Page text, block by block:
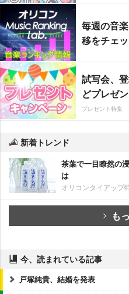
毎週の音
移をチェッ
試写会、
どプレゼン
プレゼント特集
新着トレンド
茶葉で一目瞭然の
は
オリコンタイアップ
も
今、読まれている記事
戸塚純貴、結婚を発表